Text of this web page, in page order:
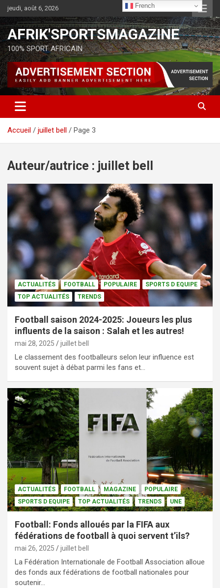
jeudi, août 6, 2026
AFRIK'SPORTSMAGAZINE
100% SPORT AFRICAIN
Accueil juillet bell Page 3
Auteur/autrice : juillet bell
ACTUALITÉS FOOTBALL POPULAIRE
SPORTS D EQUIPE
TOP ACTUALITÉS
TRENDS
Football saison 2024-2025: Joueurs les plus
influents de la saison : Salah et les autres!
mai 28, 2025 juillet bell
Le classement des footballeurs selon leur influence est
souvent sujet à débat parmi les fans et…
ACTUALITÉS FOOTBALL MAGAZINE
POPULAIRE
SPORTS D EQUIPE
TOP ACTUALITÉS TRENDS UNE
Football: Fonds alloués par la FIFA aux
fédérations de football à quoi servent t’ils?
mai 26, 2025 juillet bell
La Fédération Internationale de Football Association alloue
des fonds aux fédérations de football nationales pour
soutenir…
French